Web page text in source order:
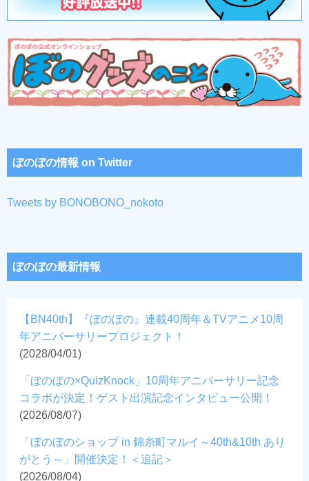
ぼのぼの情報 on Twitter
Tweets by BONOBONO_nokoto
ぼのぼの最新情報
【BN40th】『ぼのぼの』連載40周年＆TVアニメ10周
年アニバーサリープロジェクト！
(2028/04/01)
「ぼのぼの×QuizKnock」10周年アニバーサリー記念
コラボが決定！ゲスト出演記念インタビュー公開！
(2026/08/07)
「ぼのぼのショップ in 錦糸町マルイ～40th&10th あり
がとう～」開催決定！＜追記＞
(2026/08/04)